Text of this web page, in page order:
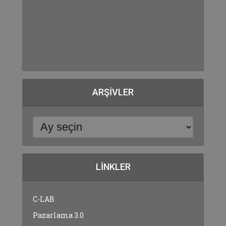
ARŞIVLER
LINKLER
C-LAB
Pazarlama 3.0